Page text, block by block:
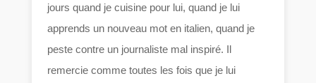
jours quand je cuisine pour lui, quand je lui
apprends un nouveau mot en italien, quand je
peste contre un journaliste mal inspiré. Il
remercie comme toutes les fois que je lui